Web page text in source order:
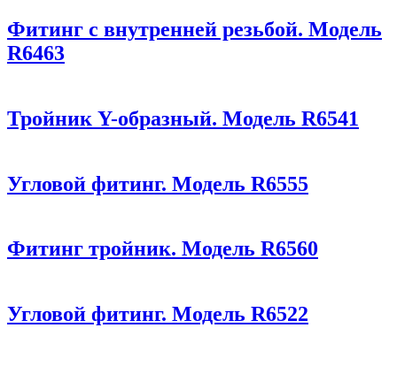
Фитинг с внутренней резьбой. Модель
R6463
Тройник Y-образный. Модель R6541
Угловой фитинг. Модель R6555
Фитинг тройник. Модель R6560
Угловой фитинг. Модель R6522